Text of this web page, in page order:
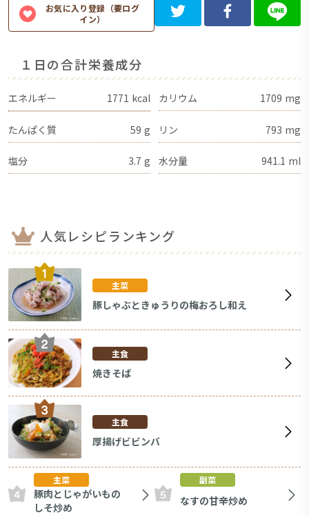
お気に入り登録（要ログ
イン）
１日の合計栄養成分
エネルギー 1771 kcal カリウム 1709 mg
たんぱく質 59 g リン 793 mg
塩分 3.7 g 水分量 941.1 ml
人気レシピランキング
主菜
豚しゃぶときゅうりの梅おろし和え
主食
焼きそば
主食
厚揚げビビンバ
主菜
豚肉とじゃがいもの
しそ炒め
副菜
なすの甘辛炒め